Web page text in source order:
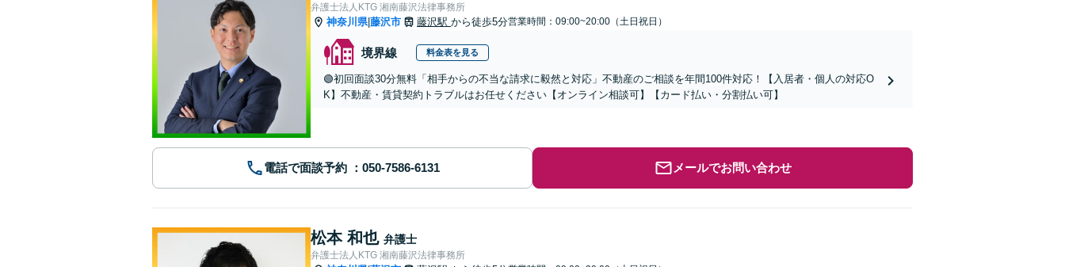
弁護士法人KTG 湘南藤沢法律事務所
神奈川県|藤沢市 藤沢駅 から徒歩5分営業時間：09:00~20:00（土日祝日）
境界線 料金表を見る
🟢初回面談30分無料「相手からの不当な請求に毅然と対応」不動産のご相談を年間100件対応！【入居者・個人の対応O
K】不動産・賃貸契約トラブルはお任せください【オンライン相談可】【カード払い・分割払い可】
電話で面談予約 メールでお問い合わせ
松本 和也 弁護士
弁護士法人KTG 湘南藤沢法律事務所